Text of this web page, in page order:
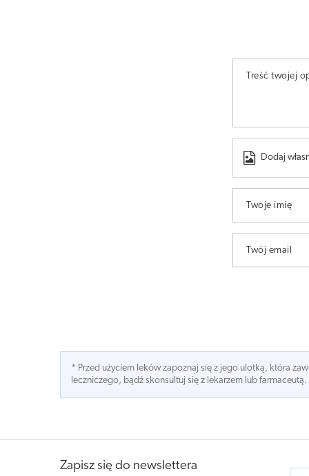
Treść twojej
Dodaj
Twoje imię
Twój email
* Przed użyciem leków zapoznaj się z jego ulotką, która
leczniczego, bądź skonsultuj się z lekarzem lub farmaceutą.
Zapisz się do newslettera